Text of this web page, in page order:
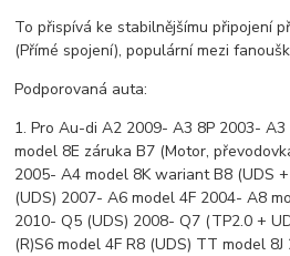
To přispívá ke stabilnějšímu připojení
(Přímé spojení), populární mezi
Podporovaná auta:
1. Pro Au-di A2 2009- A3 8P 2003-
model 8E záruka B7 (Motor,
2005- A4 model 8K wariant B8 (UDS
(UDS) 2007- A6 model 4F 2004- A8
2010- Q5 (UDS) 2008- Q7 (TP2.0 +
(R)S6 model 4F R8 (UDS) TT model 8J